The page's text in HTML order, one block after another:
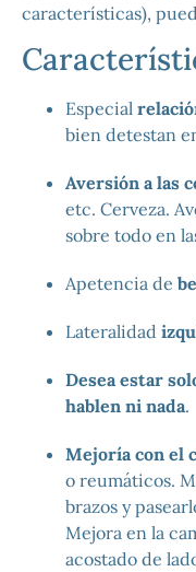
características),
Especial
bien detestan
Aversión a las
etc. Cerveza.
sobre todo en
Apetencia de
Lateralidad
Desea estar
hablen ni nada.
Mejoría con el
o reumáticos.
brazos y
Mejora en la
acostado de